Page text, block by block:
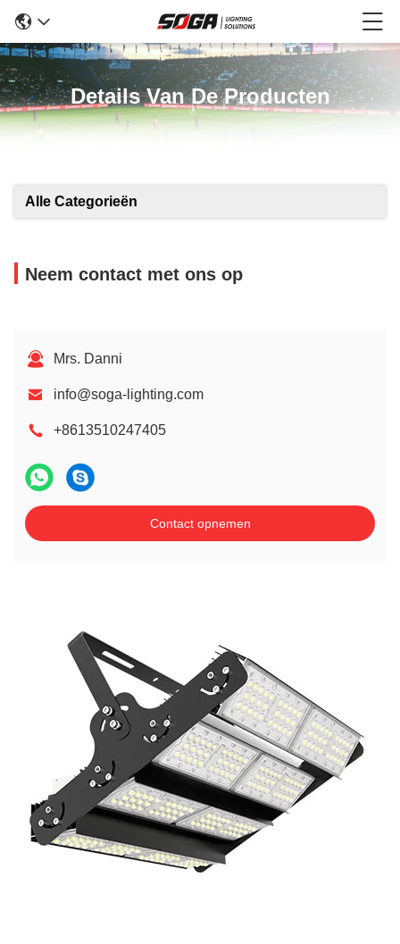
Details Van De Producten
Alle Categorieën
Neem contact met ons op
Mrs. Danni
info@soga-lighting.com
+8613510247405
Contact opnemen